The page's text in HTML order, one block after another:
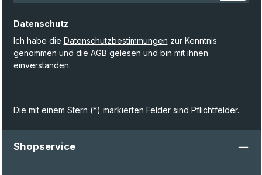
Datenschutz
Ich habe die Datenschutzbestimmungen zur Kenntnis
genommen und die AGB gelesen und bin mit ihnen
einverstanden.
Die mit einem Stern (*) markierten Felder sind Pflichtfelder.
Shopservice